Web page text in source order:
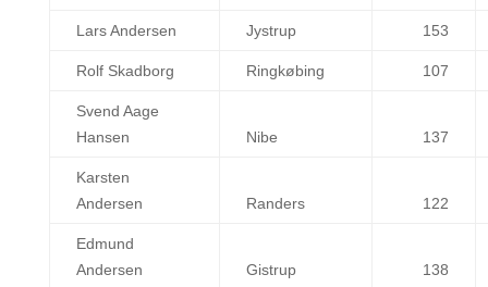
Lars Andersen Jystrup 153
Rolf Skadborg Ringkøbing 107
Svend Aage
Hansen
Nibe 137
Karsten
Andersen
Randers 122
Edmund
Andersen
Gistrup 138